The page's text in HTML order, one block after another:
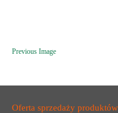
Previous Image
Oferta sprzedaży produktów